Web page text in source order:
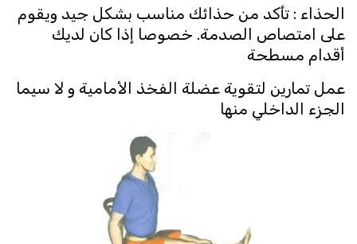
الحذاء : تأكد من حذائك مناسب بشكل جيد ويقوم
على امتصاص الصدمة. خصوصا إذا كان لديك
أقدام مسطحة
عمل تمارين لتقوية عضلة الفخذ الأمامية و لا سيما
الجزء الداخلي منها